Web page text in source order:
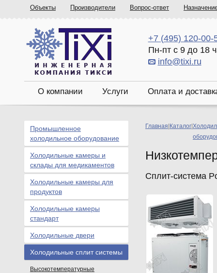
Объекты Производители Вопрос-ответ
+7 (495) 120-00-
Пн-пт с 9 до 18
info@tixi.ru
О компании Услуги Оплата и
Главная Каталог
Сплит-система
Промышленное
холодильное оборудование
Холодильные камеры и
склады для медикаментов
Холодильные камеры для
продуктов
Холодильные камеры
стандарт
Холодильные двери
Холодильные сплит системы
Высокотемпературные